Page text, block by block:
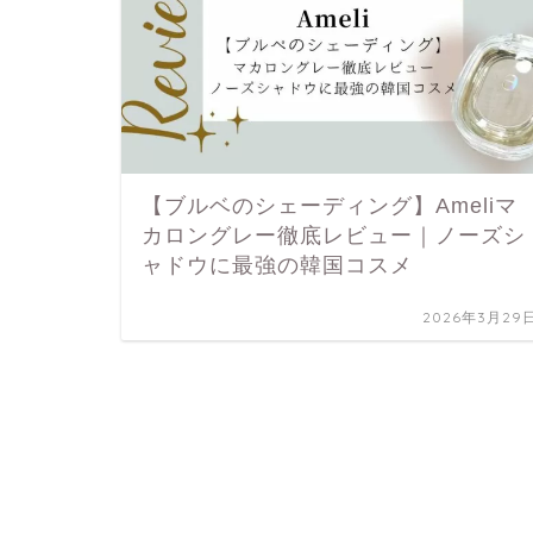
【ブルベのシェーディング】Ameliマ
カロングレー徹底レビュー｜ノーズシ
ャドウに最強の韓国コスメ
2026年3月29